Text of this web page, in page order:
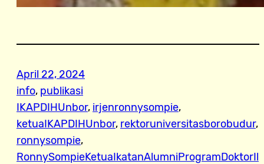
April 22, 2024
info, publikasi
IKAPDIHUnbor, irjenronnysompie
ketuaIKAPDIHUnbor, rektoruniversitasborobudur
ronnysompie
RonnySompieKetuaIkatanAlumniProgramDoktorIl